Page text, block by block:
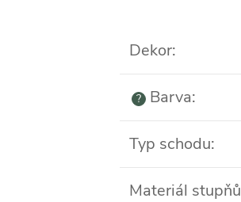
Dekor:
? Barva:
Typ schodu:
Materiál stupňů